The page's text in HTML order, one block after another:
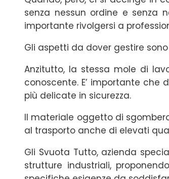
senza nessun ordine e senza
importante rivolgersi a
Gli aspetti da dover gestire
Anzitutto, la stessa mole di
conoscente. E’ importante
più delicate in sicurezza.
Il materiale oggetto di
al trasporto anche di elevati
Gli Svuota Tutto, azienda
strutture industriali,